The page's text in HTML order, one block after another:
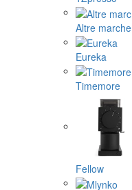
Altre marche
Eureka
Timemore
Fellow